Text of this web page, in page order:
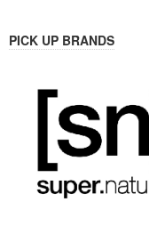
PICK UP BRANDS